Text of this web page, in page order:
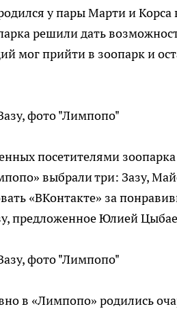
у пары Марти и Корса
решили дать
мог прийти в зоопарк и
фото "Лимпопо"
посетителями
выбрали три: Зазу,
«ВКонтакте» за
предложенное Юлией
фото "Лимпопо"
в «Лимпопо» родились